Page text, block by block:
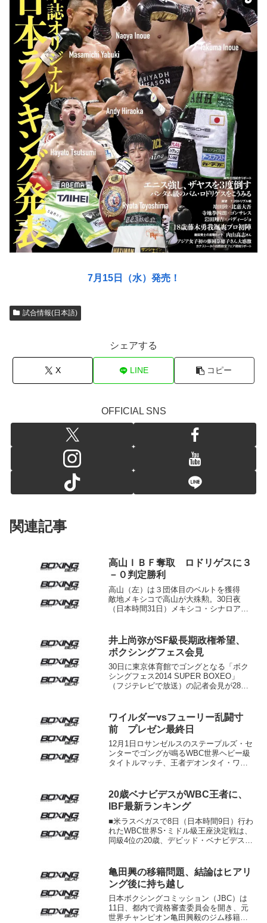
7月15日（水）発売！
試合情報(日本語)
シェアする
X LINE コピー
OFFICIAL SNS
関連記事
高山ＩＢＦ奪取 ロドリゲスに３
－０判定勝利
高山（左）は３団体目のベルトを獲得
敵地メキシコで高山が大殊勲。30日夜
（日本時間31日）メキシコ・シナロア州
成（日本）が王者マリオ“ドラゴンシー
ト”ロドリゲス（メキシ...
井上尚弥がSF級長期政権希望、
ボクシングフェス会見
30日に東京体育館でゴングとなる「ボク
シングフェス2014 SUPER BOXEO」
（フジテレビで放送）の記者会見が28
ルマッチに出場する王者オマール・ナル
バエス...
ワイルダーvsフューリー乱闘寸
前 プレゼン最終日
12月1日ロサンゼルスのステープルズ・セ
ンターでゴングが鳴るWBC世界ヘビー級
タイトルマッチ、王者デオンタイ・ワイ
時間４日）、ロサンゼルスで最終日を迎
えた。会場は道...
20歳ベナビデスがWBC王者に、
IBF最新ランキング
■米ラスベガスで8日（日本時間9日）行わ
れたWBC世界S･ミドル級王座決定戦は、
同級4位の20歳、デビッド・ベナビデス
111、111-116）。王座を返上...
亀田興の移籍問題、結論はヒアリ
ング後に持ち越し
日本ボクシングコミッション（JBC）は
11日、都内で資格審査委員会を開き、元
世界チャンピオン亀田興毅のジム移籍申